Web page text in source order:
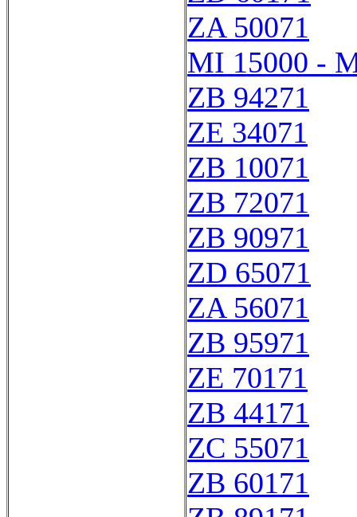
ZA 50071
MI 15000 -
ZB 94271
ZE 34071
ZB 10071
ZB 72071
ZB 90971
ZD 65071
ZA 56071
ZB 95971
ZE 70171
ZB 44171
ZC 55071
ZB 60171